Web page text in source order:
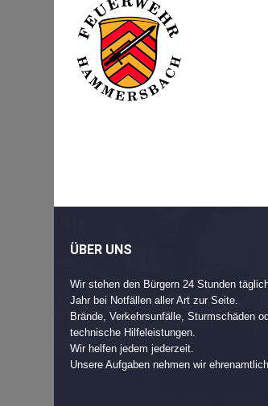
ÜBER UNS
Wir stehen den Bürgern 24 Stunden
Jahr bei Notfällen aller Art zur Seite.
Brände, Verkehrsunfälle, Sturmschäden
technische Hilfeleistungen.
Wir helfen jedem jederzeit.
Unsere Aufgaben nehmen wir